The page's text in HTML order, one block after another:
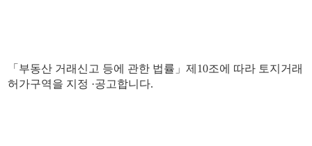
「부동산 거래신고 등에 관한 법률」제10조에 따라 토지거래
허가구역을 지정 ·공고합니다.